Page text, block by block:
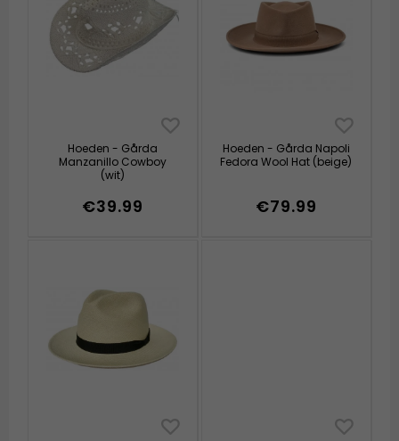
Hoeden - Gårda
Manzanillo Cowboy
(wit)
€39.99
Hoeden - Gårda Napoli
Fedora Wool Hat (beige)
€79.99